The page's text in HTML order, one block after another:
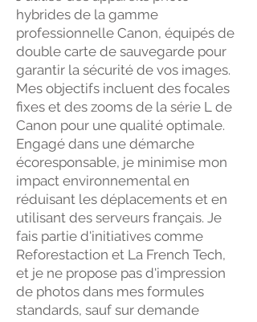
hybrides de la gamme
professionnelle Canon, équipés de
double carte de sauvegarde pour
garantir la sécurité de vos images.
Mes objectifs incluent des focales
fixes et des zooms de la série L de
Canon pour une qualité optimale.
Engagé dans une démarche
écoresponsable, je minimise mon
impact environnemental en
réduisant les déplacements et en
utilisant des serveurs français. Je
fais partie d'initiatives comme
Reforestaction et La French Tech,
et je ne propose pas d'impression
de photos dans mes formules
standards, sauf sur demande